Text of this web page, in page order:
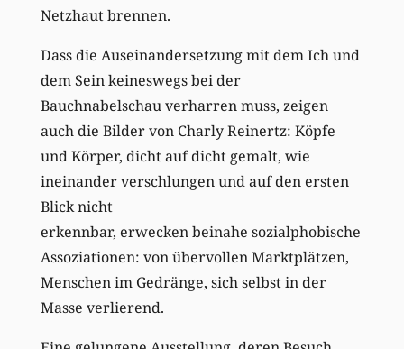
Netzhaut brennen.
Dass die Auseinandersetzung mit dem Ich und
dem Sein keineswegs bei der
Bauchnabelschau verharren muss, zeigen
auch die Bilder von Charly Reinertz: Köpfe
und Körper, dicht auf dicht gemalt, wie
ineinander verschlungen und auf den ersten
Blick nicht
erkennbar, erwecken beinahe sozialphobische
Assoziationen: von übervollen Marktplätzen,
Menschen im Gedränge, sich selbst in der
Masse verlierend.